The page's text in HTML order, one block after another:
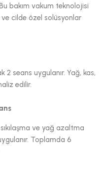
bakım vakum teknolojisi
ve cilde özel solüsyonlar
2 seans uygulanır. Yağ, kas,
edilir.
ve yağ azaltma
Toplamda 6